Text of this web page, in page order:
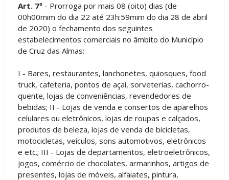
Art. 7º - Prorroga por mais 08 (oito) dias (de
00h00mim do dia 22 até 23h:59mim do dia 28 de abril
de 2020) o fechamento dos seguintes
estabelecimentos comerciais no âmbito do Município
de Cruz das Almas:
I - Bares, restaurantes, lanchonetes, quiosques, food
truck, cafeteria, pontos de açaí, sorveterias, cachorro-
quente, lojas de conveniências, revendedores de
bebidas; II - Lojas de venda e consertos de aparelhos
celulares ou eletrônicos, lojas de roupas e calçados,
produtos de beleza, lojas de venda de bicicletas,
motocicletas, veículos, sons automotivos, eletrônicos
e etc.; III - Lojas de departamentos, eletroeletrônicos,
jogos, comércio de chocolates, armarinhos, artigos de
presentes, lojas de móveis, alfaiates, pintura,